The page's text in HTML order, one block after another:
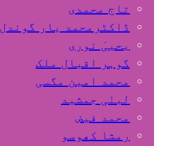
تاج محمدی
ڈاکٹرمحمد یار گوندل
گوہر اقبال ملک
محمد امین مگسی
لبنٰی جمشید
محمد فیض
رمشا کھوسو